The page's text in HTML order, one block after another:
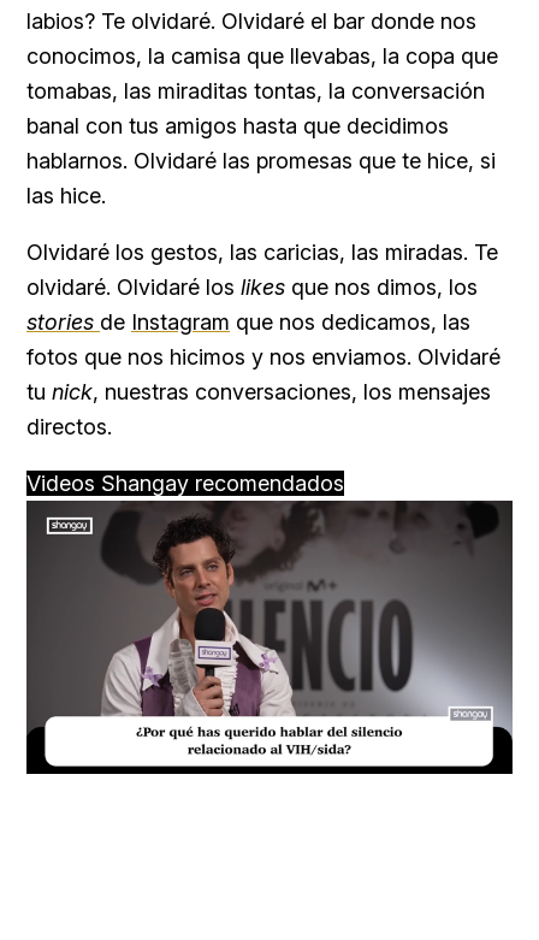
labios? Te olvidaré. Olvidaré el bar donde nos
conocimos, la camisa que llevabas, la copa que
tomabas, las miraditas tontas, la conversación
banal con tus amigos hasta que decidimos
hablarnos. Olvidaré las promesas que te hice, si
las hice.
Olvidaré los gestos, las caricias, las miradas. Te
olvidaré. Olvidaré los likes que nos dimos, los
stories de Instagram que nos dedicamos, las
fotos que nos hicimos y nos enviamos. Olvidaré
tu nick, nuestras conversaciones, los mensajes
directos.
Videos Shangay recomendados
Loaded :
17.60%